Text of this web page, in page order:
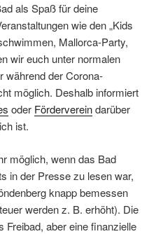
als Spaß für deine
wie den „Kids
Mallorca-Party,
wir euch unter normalen
während der Corona-
möglich. Deshalb informiert
oder Fördervereindarüber
ist.
möglich, wenn das Bad
in der Presse zu lesen war,
knapp bemessen
werden z. B. erhöht). Die
Freibad, aber eine finanzielle